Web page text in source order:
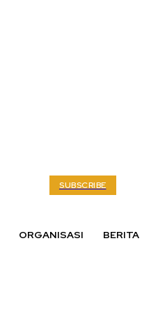
SUBSCRIBE
ORGANISASI BERITA